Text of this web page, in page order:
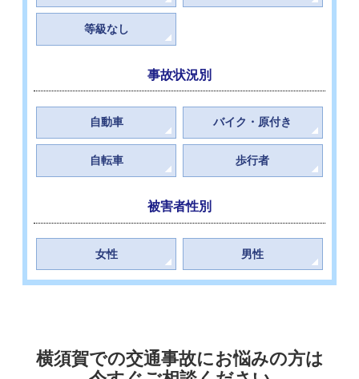
等級なし
事故状況別
自動車 バイク・原付き
自転車 歩行者
被害者性別
女性 男性
横須賀での交通事故にお悩みの方は